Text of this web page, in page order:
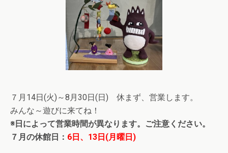
７月14日(火)～8月30日(日) 休まず、営業します。
みんな～遊びに来てね！
※日によって営業時間が異なります。ご注意ください。
７月の休館日： 6日、13日(月曜日)